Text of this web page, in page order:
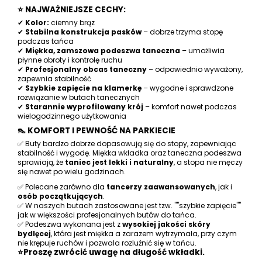
⭐ NAJWAŻNIEJSZE CECHY:
✔ Kolor: ciemny brąz
✔ Stabilna konstrukcja pasków– dobrze trzyma stopę
podczas tańca
✔ Miękka, zamszowa podeszwa taneczna– umożliwia
płynne obroty i kontrolę ruchu
✔ Profesjonalny obcas taneczny– odpowiednio wyważony,
zapewnia stabilność
✔ Szybkie zapięcie na klamerkę– wygodne i sprawdzone
rozwiązanie w butach tanecznych
✔ Starannie wyprofilowany krój– komfort nawet podczas
wielogodzinnego użytkowania
👠 KOMFORT I PEWNOŚĆ NA PARKIECIE
✅ Buty bardzo dobrze dopasowują się do stopy, zapewniając
stabilność i wygodę. Miękka wkładka oraz taneczna podeszwa
sprawiają, że taniec jest lekki i naturalny, a stopa nie męczy
się nawet po wielu godzinach.
✅ Polecane zarówno dla tancerzy zaawansowanych, jak i
osób początkujących.
✅ W naszych butach zastosowane jest tzw. ""szybkie zapięcie""
jak w większości profesjonalnych butów do tańca.
✅ Podeszwa wykonana jest zwysokiej jakości skóry
bydlęcej, która jest miękka a zarazem wytrzymała, przy czym
nie krępuje ruchów i pozwala rozluźnić się w tańcu.
⭐Proszę zwrócić uwagę na długość wkładki.